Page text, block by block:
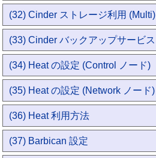
(32) Cinder ストレージ利用 (Multi)
(33) Cinder バックアップサービス
(34) Heat の設定 (Control ノード)
(35) Heat の設定 (Network ノード)
(36) Heat 利用方法
(37) Barbican 設定